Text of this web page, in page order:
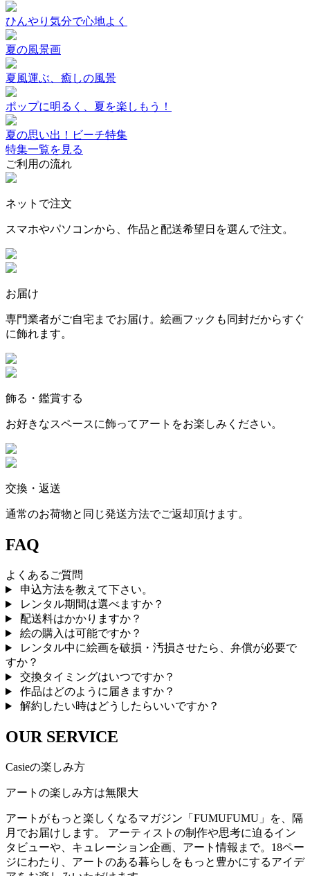
ひんやり気分で心地よく
夏の風景画
夏風運ぶ、癒しの風景
ポップに明るく、夏を楽しもう！
夏の思い出！ビーチ特集
特集一覧を見る
ご利用の流れ
ネットで注文
スマホやパソコンから、作品と配送希望日を選んで注文。
お届け
専門業者がご自宅までお届け。絵画フックも同封だからすぐ
に飾れます。
飾る・鑑賞する
お好きなスペースに飾ってアートをお楽しみください。
交換・返送
通常のお荷物と同じ発送方法でご返却頂けます。
FAQ
よくあるご質問
申込方法を教えて下さい。
レンタル期間は選べますか？
配送料はかかりますか？
絵の購入は可能ですか？
レンタル中に絵画を破損・汚損させたら、弁償が必要で
すか？
交換タイミングはいつですか？
作品はどのように届きますか？
解約したい時はどうしたらいいですか？
OUR SERVICE
Casieの楽しみ方
アートの楽しみ方は無限大
アートがもっと楽しくなるマガジン「FUMUFUMU」を、隔
月でお届けします。 アーティストの制作や思考に迫るイン
タビューや、キュレーション企画、アート情報まで。18ペー
ジにわたり、アートのある暮らしをもっと豊かにするアイデ